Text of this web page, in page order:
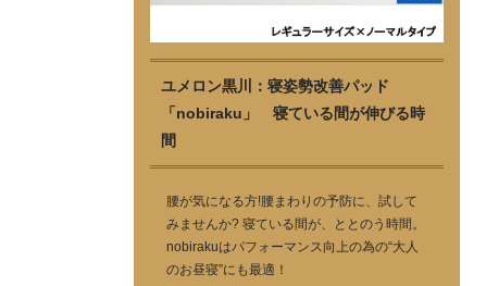
ユメロン黒川：寝姿勢改善パッド
「nobiraku」 寝ている間が伸びる時
間
腰が気になる方!腰まわりの予防に、試して
みませんか? 寝ている間が、ととのう時間。
nobirakuはパフォーマンス向上の為の“大人
のお昼寝”にも最適！